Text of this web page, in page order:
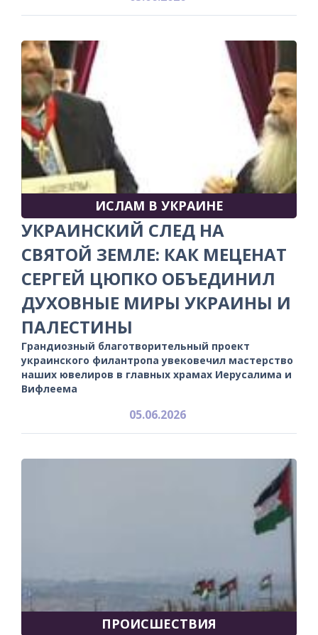
ИСЛАМ В УКРАИНЕ
УКРАИНСКИЙ СЛЕД НА
СВЯТОЙ ЗЕМЛЕ: КАК МЕЦЕНАТ
СЕРГЕЙ ЦЮПКО ОБЪЕДИНИЛ
ДУХОВНЫЕ МИРЫ УКРАИНЫ И
ПАЛЕСТИНЫ
Грандиозный благотворительный проект
украинского филантропа увековечил мастерство
наших ювелиров в главных храмах Иерусалима и
Вифлеема
05.06.2026
ПРОИСШЕСТВИЯ